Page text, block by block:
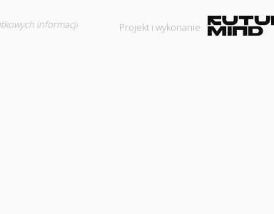
informacji Projekt i wykonanie